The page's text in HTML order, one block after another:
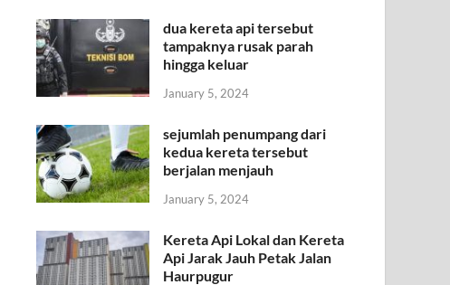
dua kereta api tersebut
tampaknya rusak parah
hingga keluar
January 5, 2024
sejumlah penumpang dari
kedua kereta tersebut
berjalan menjauh
January 5, 2024
Kereta Api Lokal dan Kereta
Api Jarak Jauh Petak Jalan
Haurpugur